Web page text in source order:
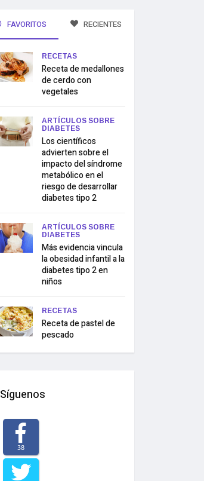
FAVORITOS RECIENTES
RECETAS
Receta de medallones
de cerdo con
vegetales
ARTÍCULOS SOBRE
DIABETES
Los científicos
advierten sobre el
impacto del síndrome
metabólico en el
riesgo de desarrollar
diabetes tipo 2
ARTÍCULOS SOBRE
DIABETES
Más evidencia vincula
la obesidad infantil a la
diabetes tipo 2 en
niños
RECETAS
Receta de pastel de
pescado
Síguenos
38